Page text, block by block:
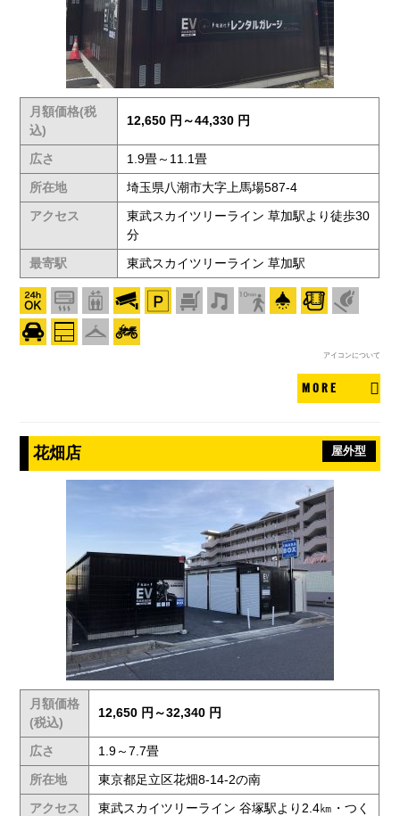
月額価格(税
込)
12,650 円～44,330 円
広さ
1.9畳～11.1畳
所在地
埼玉県八潮市大字上馬場587-4
アクセス
東武スカイツリーライン 草加駅より徒歩30
分
最寄駅
東武スカイツリーライン 草加駅
アイコンについて
MORE
花畑店 屋外型
月額価格
(税込)
12,650 円～32,340 円
広さ
1.9～7.7畳
所在地
東京都足立区花畑8-14-2の南
アクセス
東武スカイツリーライン 谷塚駅より2.4㎞・つく